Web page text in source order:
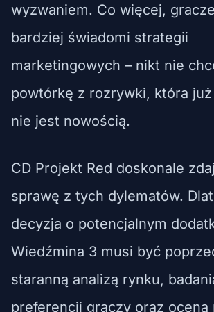
wyzwaniem. Co więcej,
bardziej świadomi strategii
marketingowych – nikt nie
powtórkę z rozrywki, która już
nie jest nowością.
CD Projekt Red doskonale
sprawę z tych dylematów.
decyzja o potencjalnym
Wiedźmina 3 musi być
staranną analizą rynku,
preferencji graczy oraz oceną